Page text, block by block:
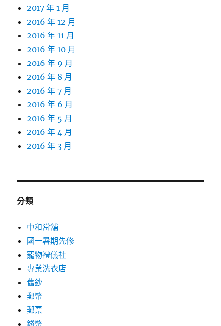
2017 年 1 月
2016 年 12 月
2016 年 11 月
2016 年 10 月
2016 年 9 月
2016 年 8 月
2016 年 7 月
2016 年 6 月
2016 年 5 月
2016 年 4 月
2016 年 3 月
分類
中和當舖
國一暑期先修
寵物禮儀社
專業洗衣店
舊鈔
郵幣
郵票
錢幣